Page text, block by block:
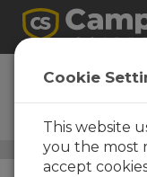
CM255
Support de
réglable pour
Supports de
CM255
Cookie
This website
you the most
accept